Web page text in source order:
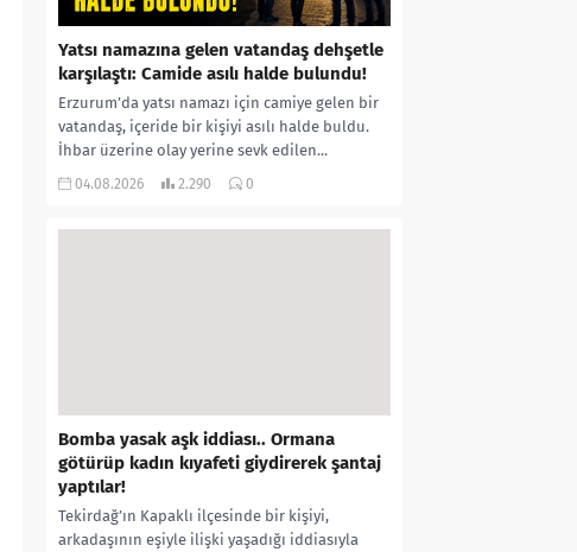
Yatsı namazına gelen vatandaş dehşetle
karşılaştı: Camide asılı halde bulundu!
Erzurum’da yatsı namazı için camiye gelen bir
vatandaş, içeride bir kişiyi asılı halde buldu.
İhbar üzerine olay yerine sevk edilen...
04.08.2026 2.290 0
Bomba yasak aşk iddiası.. Ormana
götürüp kadın kıyafeti giydirerek şantaj
yaptılar!
Tekirdağ’ın Kapaklı ilçesinde bir kişiyi,
arkadaşının eşiyle ilişki yaşadığı iddiasıyla